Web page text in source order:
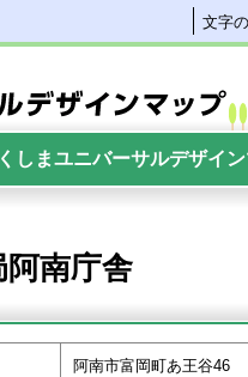
文字
ユニバーサルデザインマップ
しまユニバーサルデザイ
南庁舎
阿南市富岡町あ王谷46